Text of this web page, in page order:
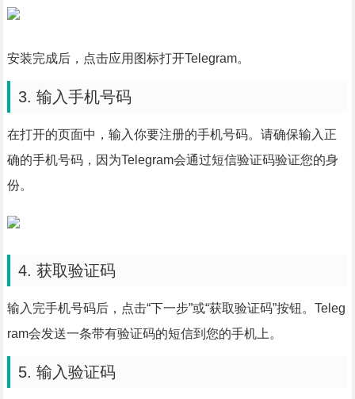
安装完成后，点击应用图标打开Telegram。
3. 输入手机号码
在打开的页面中，输入你要注册的手机号码。请确保输入正
确的手机号码，因为Telegram会通过短信验证码验证您的身
份。
4. 获取验证码
输入完手机号码后，点击“下一步”或“获取验证码”按钮。Teleg
ram会发送一条带有验证码的短信到您的手机上。
5. 输入验证码